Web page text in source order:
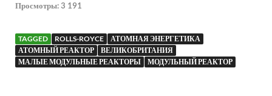
Просмотры:3 191
TAGGED ROLLS-ROYCE
АТОМНАЯ ЭНЕРГЕТИКА
АТОМНЫЙ РЕАКТОР
ВЕЛИКОБРИТАНИЯ
МАЛЫЕ МОДУЛЬНЫЕ РЕАКТОРЫ
МОДУЛЬНЫЙ РЕАКТОР